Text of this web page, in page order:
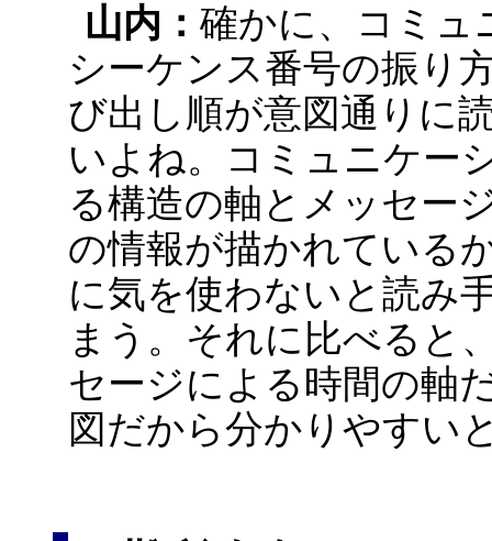
山内： 確かに、コミュ
シーケンス番号の振り
び出し順が意図通りに
いよね。コミュニケー
る構造の軸とメッセー
の情報が描かれている
に気を使わないと読み
まう。それに比べると
セージによる時間の軸
図だから分かりやすい